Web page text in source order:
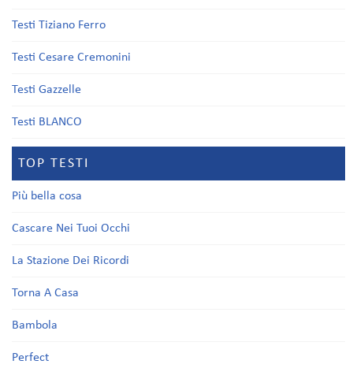
Testi Tiziano Ferro
Testi Cesare Cremonini
Testi Gazzelle
Testi BLANCO
TOP TESTI
Più bella cosa
Cascare Nei Tuoi Occhi
La Stazione Dei Ricordi
Torna A Casa
Bambola
Perfect